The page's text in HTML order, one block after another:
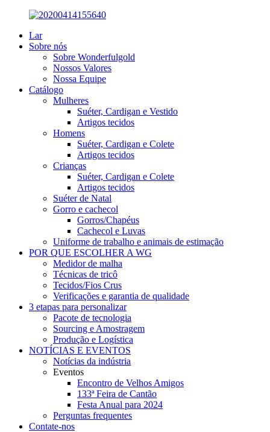
Lar
Sobre nós
Sobre Wonderfulgold
Nossos Valores
Nossa Equipe
Catálogo
Mulheres
Suéter, Cardigan e Vestido
Artigos tecidos
Homens
Suéter, Cardigan e Colete
Artigos tecidos
Crianças
Suéter, Cardigan e Colete
Artigos tecidos
Suéter de Natal
Gorro e cachecol
Gorros/Chapéus
Cachecol e Luvas
Uniforme de trabalho e animais de estimação
POR QUE ESCOLHER A WG
Medidor de malha
Técnicas de tricô
Tecidos/Fios Crus
Verificações e garantia de qualidade
3 etapas para personalizar
Pacote de tecnologia
Sourcing e Amostragem
Produção e Logística
NOTÍCIAS E EVENTOS
Notícias da indústria
Eventos
Encontro de Velhos Amigos
133ª Feira de Cantão
Festa Anual para 2024
Perguntas frequentes
Contate-nos